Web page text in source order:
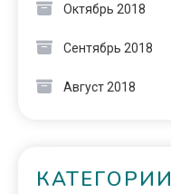
Октябрь 2018
Сентябрь 2018
Август 2018
КАТЕГОРИИ